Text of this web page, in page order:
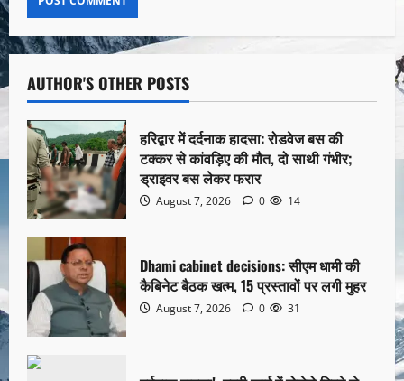
AUTHOR'S OTHER POSTS
हरिद्वार में दर्दनाक हादसा: रोडवेज बस की
टक्कर से कांवड़िए की मौत, दो साथी गंभीर;
ड्राइवर बस लेकर फरार
August 7, 2026 0 14
Dhami cabinet decisions: सीएम धामी की
कैबिनेट बैठक खत्म, 15 प्रस्तावों पर लगी मुहर
August 7, 2026 0 31